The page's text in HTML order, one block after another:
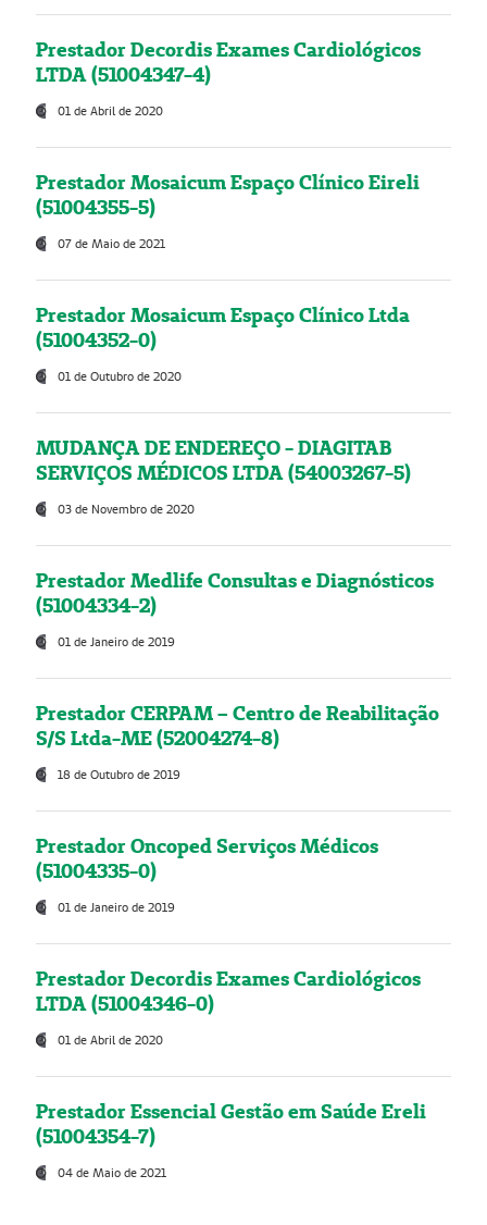
Prestador Decordis Exames Cardiológicos
LTDA (51004347-4)
01 de Abril de 2020
Prestador Mosaicum Espaço Clínico Eireli
(51004355-5)
07 de Maio de 2021
Prestador Mosaicum Espaço Clínico Ltda
(51004352-0)
01 de Outubro de 2020
MUDANÇA DE ENDEREÇO - DIAGITAB
SERVIÇOS MÉDICOS LTDA (54003267-5)
03 de Novembro de 2020
Prestador Medlife Consultas e Diagnósticos
(51004334-2)
01 de Janeiro de 2019
Prestador CERPAM – Centro de Reabilitação
S/S Ltda-ME (52004274-8)
18 de Outubro de 2019
Prestador Oncoped Serviços Médicos
(51004335-0)
01 de Janeiro de 2019
Prestador Decordis Exames Cardiológicos
LTDA (51004346-0)
01 de Abril de 2020
Prestador Essencial Gestão em Saúde Ereli
(51004354-7)
04 de Maio de 2021